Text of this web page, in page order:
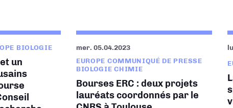
BIOLOGIE
un
mer. 05.04.2023
EUROPE COMMUNIQUÉ DE PRESSE
BIOLOGIE CHIMIE
Bourses ERC : deux projets
lauréats coordonnés par le